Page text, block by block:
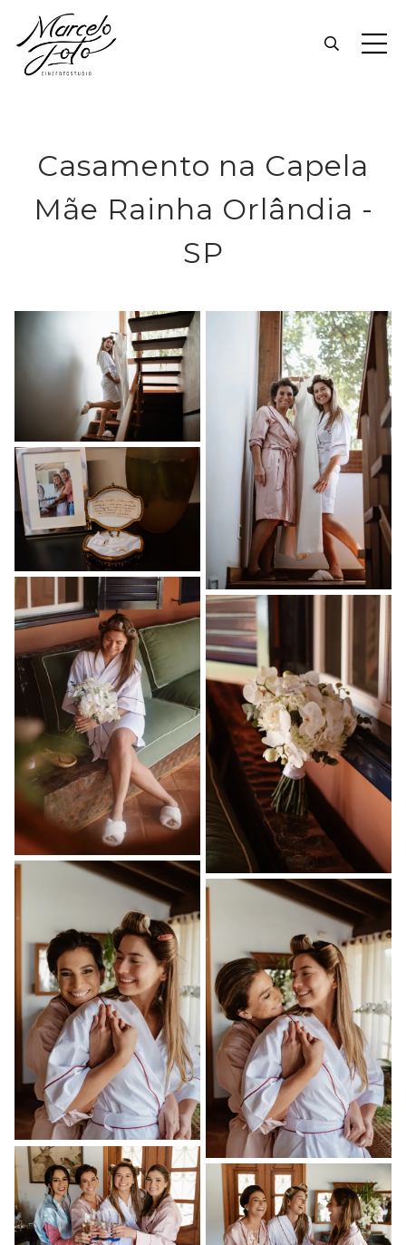
Casamento na Capela
Mãe Rainha Orlândia -
SP